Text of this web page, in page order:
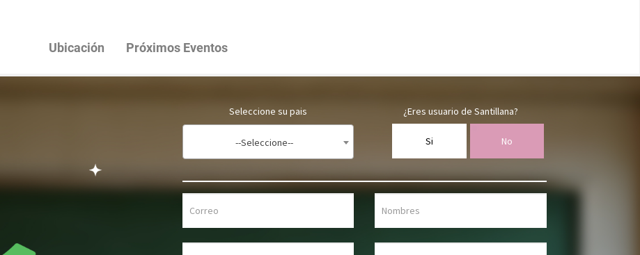
Ubicación Próximos Eventos
Seleccione su pais
--Seleccione--
¿Eres usuario de Santillana?
Si No